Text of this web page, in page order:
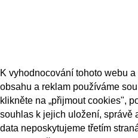
K vyhodnocování tohoto webu
obsahu a reklam používáme
klikněte na „přijmout cookies",
souhlas k jejich uložení, správě
data neposkytujeme třetím